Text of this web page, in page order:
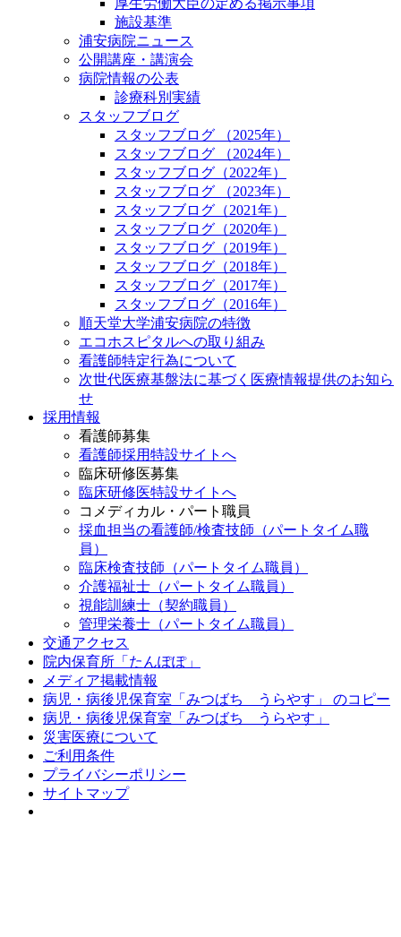
施設基準
浦安病院ニュース
公開講座・講演会
病院情報の公表
診療科別実績
スタッフブログ
スタッフブログ （2025年）
スタッフブログ （2024年）
スタッフブログ（2022年）
スタッフブログ （2023年）
スタッフブログ（2021年）
スタッフブログ（2020年）
スタッフブログ（2019年）
スタッフブログ（2018年）
スタッフブログ（2017年）
スタッフブログ（2016年）
順天堂大学浦安病院の特徴
エコホスピタルへの取り組み
看護師特定行為について
次世代医療基盤法に基づく医療情報提供のお知ら
せ
採用情報
看護師募集
看護師採用特設サイトへ
臨床研修医募集
臨床研修医特設サイトへ
コメディカル・パート職員
採血担当の看護師/検査技師（パートタイム職
員）
臨床検査技師（パートタイム職員）
介護福祉士（パートタイム職員）
視能訓練士（契約職員）
管理栄養士（パートタイム職員）
交通アクセス
院内保育所「たんぽぽ」
メディア掲載情報
病児・病後児保育室「みつばち うらやす」 のコピー
病児・病後児保育室「みつばち うらやす」
災害医療について
ご利用条件
プライバシーポリシー
サイトマップ